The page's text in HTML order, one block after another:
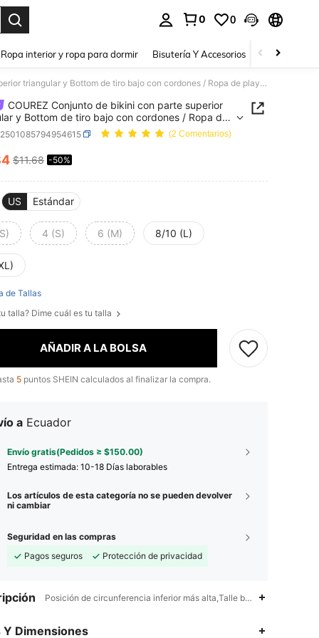
0 0
Ropa interior y ropa para dormir Bisutería Y Accesorios Zapatos
COUREZ Conjunto de bikini con parte superior triangular y Bottom de tiro bajo con cordones / Ropa de playa de verano / Vacaciones / Y2K / Vintage casual
COUREZ Conjunto de bikini con parte superior
y Bottom de tiro bajo con cordones / Ropa de
verano / Vacaciones / Y2K / Vintage casual
(2 Comentarios)
AND AVAILABILITY
$11.68 -50%
US Estándar
4 (S) 6 (M) 8/10 (L)
de Tallas
talla? Dime cuál es tu talla
AÑADIR A LA BOLSA
5 puntos SHEIN calculados al finalizar la compra.
a Ecuador
Envío gratis(Pedidos ≥ $150.00)
Entrega estimada: 10-18 Días laborables
Los artículos de esta categoría no se pueden devolver
ni cambiar
Seguridad en las compras
Pagos seguros
Protección de privacidad
Posición de circunferencia inferior más alta,Talle bajo,Color
Y Dimensiones